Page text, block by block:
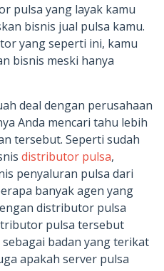
pulsa yang layak kamu
bisnis jual pulsa kamu.
yang seperti ini, kamu
bisnis meski hanya
deal dengan perusahaan
Anda mencari tahu lebih
tersebut. Seperti sudah
distributor pulsa,
penyaluran pulsa dari
banyak agen yang
distributor pulsa
pulsa tersebut
badan yang terikat
apakah server pulsa